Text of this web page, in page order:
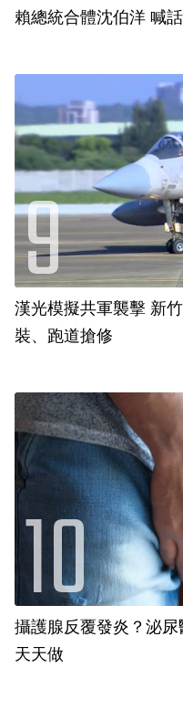
賴總統合體沈伯洋 喊
漢光模擬共軍襲擊 新
裝、跑道搶修
攝護腺反覆發炎？泌尿醫點
天天做